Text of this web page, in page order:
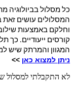
כל מסלול בביולוגיה
המסלולים עושים זאת
וחלקם באמצעות
קורסים ייעודיים. כך
המגוון והמרתק שיש
ניתן למצוא כאן >>
לא התקבלתי למסלול